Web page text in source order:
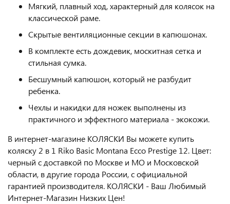
Мягкий, плавный ход, характерный для колясок на
классической раме.
Скрытые вентиляционные секции в капюшонах.
В комплекте есть дождевик, москитная сетка и
стильная сумка.
Бесшумный капюшон, который не разбудит
ребенка.
Чехлы и накидки для ножек выполнены из
практичного и эффектного материала - экокожи.
В интернет-магазине КОЛЯСКИ Вы можете купить
коляску 2 в 1 Riko Basic Montana Ecco Prestige 12. Цвет:
черный с доставкой по Москве и МО и Московской
области, в другие города России, с официальной
гарантией производителя. КОЛЯСКИ - Ваш Любимый
Интернет-Магазин Низких Цен!